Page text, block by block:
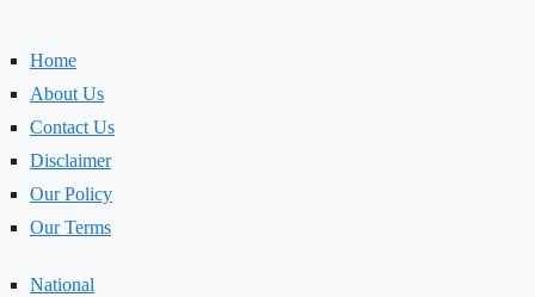
Home
About Us
Contact Us
Disclaimer
Our Policy
Our Terms
National